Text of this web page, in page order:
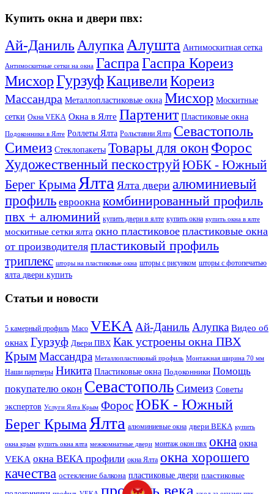
Купить окна и двери пвх:
Ай-ДанильАлупкаАлушта Антимоскитная сетка
Антимоскитные сетки на окна ГаспраГаспра Кореиз
МисхорГурзуфКацивелиКореиз
Массандра Металлопластиковые окна Мисхор Москитные
сетки Окна VEKA Окна в Ялте Партенит Пластиковые окна
Подоконники в Ялте Роллеты Ялта Рольставни Ялта Севастополь
Симеиз Стеклопакеты Товары для окон Форос
Художественный пескоструйЮБК - Южный
Берег Крыма Ялта Ялта двери алюминиевый
профиль евроокна комбинированный профиль
пвх + алюминий купить двери в ялте купить окна купить окна в ялте
москитные сетки ялта окно пластиковое пластиковые окна
от производителя пластиковый профиль
триплекс шторы на пластиковые окна шторы с рисунком шторы с фотопечатью
ялта двери купить
Статьи и новости
5 камерный профиль Maco VEKA Ай-Даниль Алупка Видео об
окнах Гурзуф Двери ПВХ Как устроены окна ПВХ
КрымМассандра Металлопластиковый профиль Монтажная ширина 70 мм
Наши партнеры Никита Пластиковые окна Подоконники Помощь
покупателю окон СевастопольСимеиз Советы
экспертов Услуги Ялта Крым ФоросЮБК - Южный
Берег Крыма Ялта алюминиевые окна двери ВЕКА купить
окна крым купить окна ялта межкомнатные двери монтаж окон пвх окна окна
VEKA окна ВЕКА профили окна Ялта окна хорошего
качества остекление балкона пластиковые двери пластиковые
профиль века